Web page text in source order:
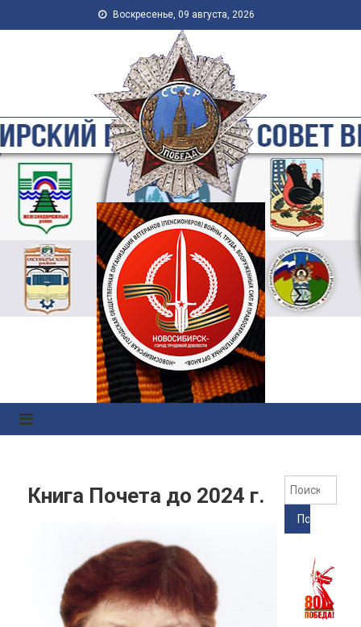
Воскресенье, 09 августа, 2026
Новосибирская Городская
Общественная Организация
Ветеранов-Пенсионеров
Войны, Труда, Военной
Службы и
Правоохранительных
Органов
Книга Почета до 2024 г.